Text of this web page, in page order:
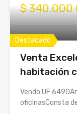
$ 340.000
Destacado
Venta
habitación
Vendo UF
oficinasConsta